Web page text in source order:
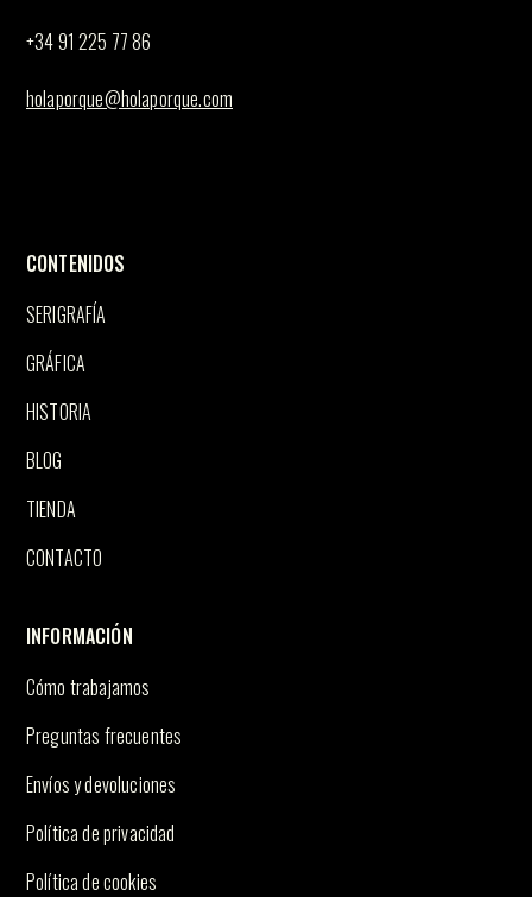
+34 91 225 77 86
holaporque@holaporque.com
CONTENIDOS
SERIGRAFÍA
GRÁFICA
HISTORIA
BLOG
TIENDA
CONTACTO
INFORMACIÓN
Cómo trabajamos
Preguntas frecuentes
Envíos y devoluciones
Política de privacidad
Política de cookies